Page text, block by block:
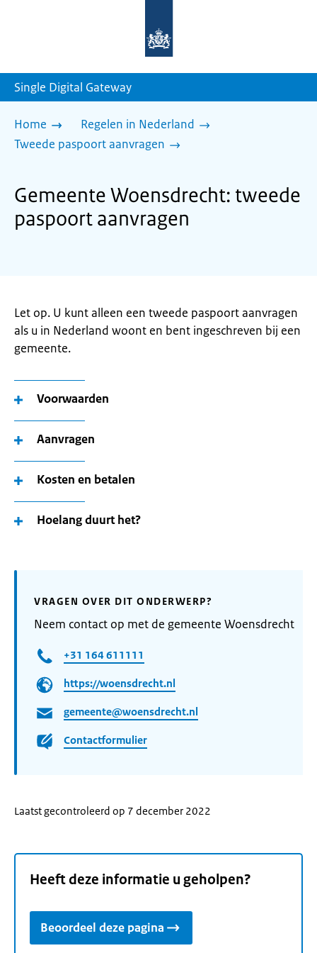
homepage
Single Digital Gateway
Home
Regelen in Nederland
Tweede paspoort aanvragen
Gemeente Woensdrecht: tweede
paspoort aanvragen
Let op. U kunt alleen een tweede paspoort aanvragen
als u in Nederland woont en bent ingeschreven bij een
gemeente.
Voorwaarden
Aanvragen
Kosten en betalen
Hoelang duurt het?
VRAGEN OVER DIT ONDERWERP?
Neem contact op met de gemeente Woensdrecht
+31 164 611111
https://woensdrecht.nl
gemeente@woensdrecht.nl
Contactformulier
Laatst gecontroleerd op 7 december 2022
Heeft deze informatie u geholpen?
Beoordeel deze pagina